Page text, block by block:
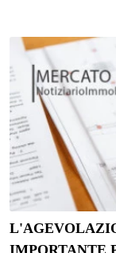
IMPORTANTE